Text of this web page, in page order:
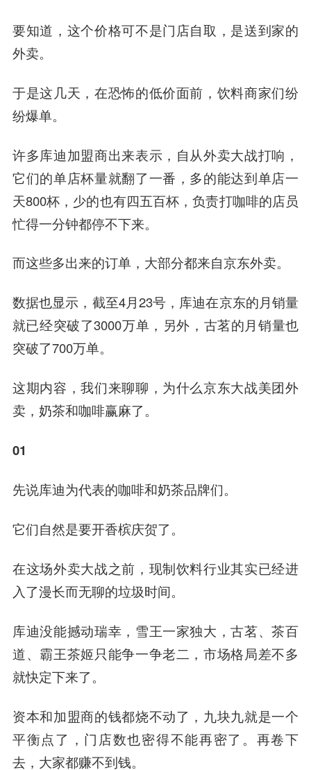
要知道，这个价格可不是门店自取，是送到家的
外卖。
于是这几天，在恐怖的低价面前，饮料商家们纷
纷爆单。
许多库迪加盟商出来表示，自从外卖大战打响，
它们的单店杯量就翻了一番，多的能达到单店一
天800杯，少的也有四五百杯，负责打咖啡的店员
忙得一分钟都停不下来。
而这些多出来的订单，大部分都来自京东外卖。
数据也显示，截至4月23号，库迪在京东的月销量
就已经突破了3000万单，另外，古茗的月销量也
突破了700万单。
这期内容，我们来聊聊，为什么京东大战美团外
卖，奶茶和咖啡赢麻了。
01
先说库迪为代表的咖啡和奶茶品牌们。
它们自然是要开香槟庆贺了。
在这场外卖大战之前，现制饮料行业其实已经进
入了漫长而无聊的垃圾时间。
库迪没能撼动瑞幸，雪王一家独大，古茗、茶百
道、霸王茶姬只能争一争老二，市场格局差不多
就快定下来了。
资本和加盟商的钱都烧不动了，九块九就是一个
平衡点了，门店数也密得不能再密了。再卷下
去，大家都赚不到钱。